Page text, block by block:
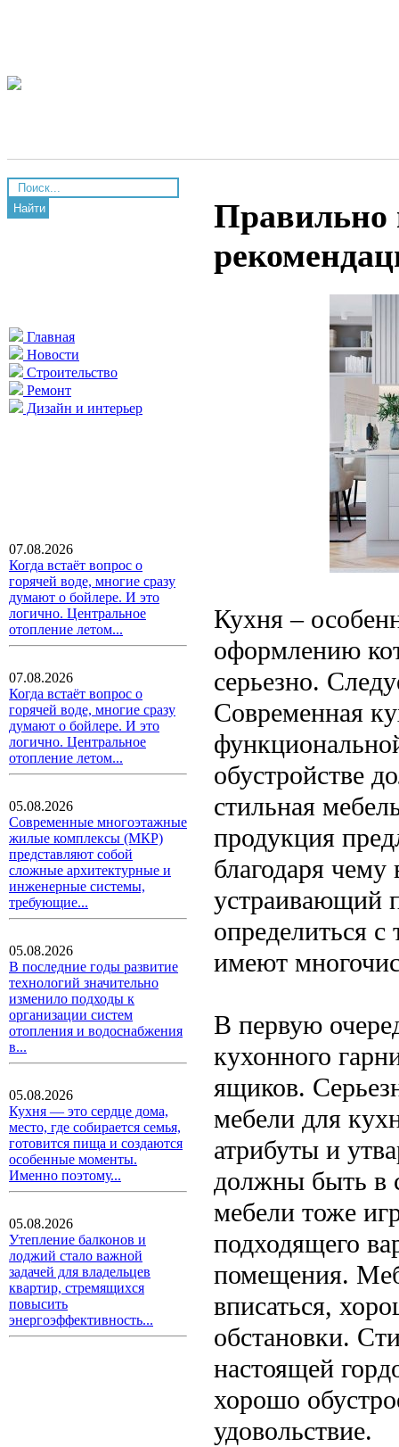
Найти
Главная
Новости
Строительство
Ремонт
Дизайн и интерьер
07.08.2026
Когда встаёт вопрос о
горячей воде, многие сразу
думают о бойлере. И это
логично. Центральное
отопление летом...
07.08.2026
Когда встаёт вопрос о
горячей воде, многие сразу
думают о бойлере. И это
логично. Центральное
отопление летом...
05.08.2026
Современные многоэтажные
жилые комплексы (МКР)
представляют собой
сложные архитектурные и
инженерные системы,
требующие...
05.08.2026
В последние годы развитие
технологий значительно
изменило подходы к
организации систем
отопления и водоснабжения
в...
05.08.2026
Кухня — это сердце дома,
место, где собирается семья,
готовится пища и создаются
особенные моменты.
Именно поэтому...
05.08.2026
Утепление балконов и
лоджий стало важной
задачей для владельцев
квартир, стремящихся
повысить
энергоэффективность...
Правильно
Кухня –
оформлению
серьезно.
Современная
обустройстве
стильная
продукция
благодаря
устраивающий
определиться
имеют
В первую
кухонного
ящиков.
мебели для
атрибуты и
должны быть в
мебели тоже
подходящего
помещения.
вписаться,
обстановки.
настоящей
хорошо
удовольствие.